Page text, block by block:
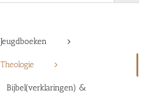
Jeugdboeken
Theologie
Bijbel(verklaringen) &